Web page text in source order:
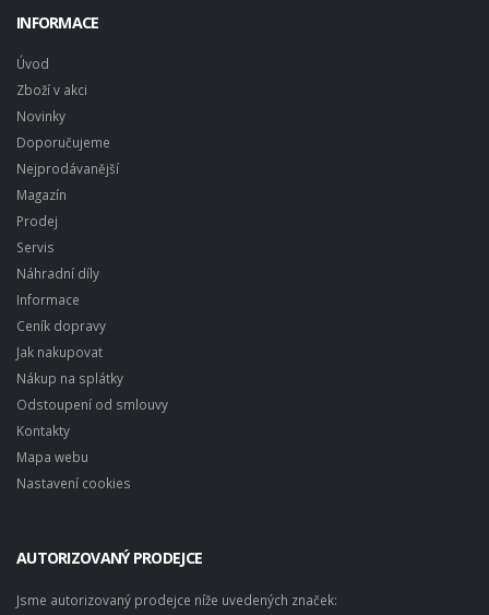
INFORMACE
Úvod
Zboží v akci
Novinky
Doporučujeme
Nejprodávanější
Magazín
Prodej
Servis
Náhradní díly
Informace
Ceník dopravy
Jak nakupovat
Nákup na splátky
Odstoupení od smlouvy
Kontakty
Mapa webu
Nastavení cookies
AUTORIZOVANÝ PRODEJCE
Jsme autorizovaný prodejce níže uvedených značek: